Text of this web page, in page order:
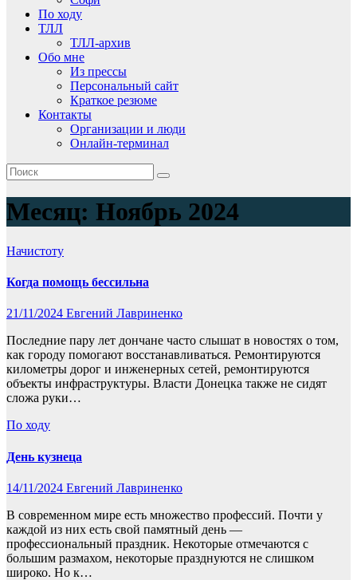
По ходу
ТЛЛ
ТЛЛ-архив
Обо мне
Из прессы
Персональный сайт
Краткое резюме
Контакты
Организации и люди
Онлайн-терминал
Месяц: Ноябрь 2024
Начистоту
Когда помощь бессильна
21/11/2024 Евгений Лавриненко
Последние пару лет дончане часто слышат в новостях о том,
как городу помогают восстанавливаться. Ремонтируются
километры дорог и инженерных сетей, ремонтируются
объекты инфраструктуры. Власти Донецка также не сидят
сложа руки…
По ходу
День кузнеца
14/11/2024 Евгений Лавриненко
В современном мире есть множество профессий. Почти у
каждой из них есть свой памятный день —
профессиональный праздник. Некоторые отмечаются с
большим размахом, некоторые празднуются не слишком
широко. Но к…